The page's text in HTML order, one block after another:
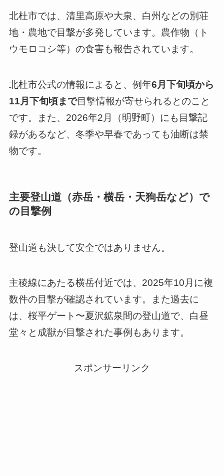
北杜市では、清里高原や大泉、白州などの別荘
地・農地で目撃が多発しています。農作物（ト
ウモロコシ等）の食害も報告されています。
北杜市公式の情報によると、例年6月下旬頃から
11月下旬頃まで目撃情報が寄せられるとのこと
です。また、2026年2月（明野町）にも目撃記
録があるなど、冬季や早春であっても油断は禁
物です。
主要登山道（赤岳・横岳・天狗岳など）で
の目撃例
登山道も決して安全ではありません。
主稜線にあたる横岳付近では、2025年10月に複
数件の目撃が確認されています。また過去に
は、桜平ゲート〜夏沢鉱泉間の登山道で、白昼
堂々と成獣が目撃された事例もあります。
スポンサーリンク